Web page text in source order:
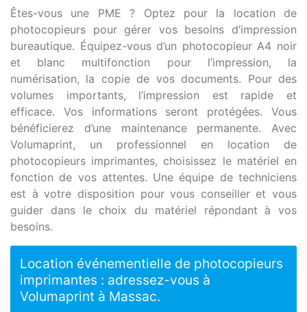
Êtes-vous une PME ? Optez pour la location de
photocopieurs pour gérer vos besoins d’impression
bureautique. Équipez-vous d’un photocopieur A4 noir
et blanc multifonction pour l’impression, la
numérisation, la copie de vos documents. Pour des
volumes importants, l’impression est rapide et
efficace. Vos informations seront protégées. Vous
bénéficierez d’une maintenance permanente. Avec
Volumaprint, un professionnel en location de
photocopieurs imprimantes, choisissez le matériel en
fonction de vos attentes. Une équipe de techniciens
est à votre disposition pour vous conseiller et vous
guider dans le choix du matériel répondant à vos
besoins.
Location événementielle de photocopieurs
imprimantes : adressez-vous à
Volumaprint à Massac.